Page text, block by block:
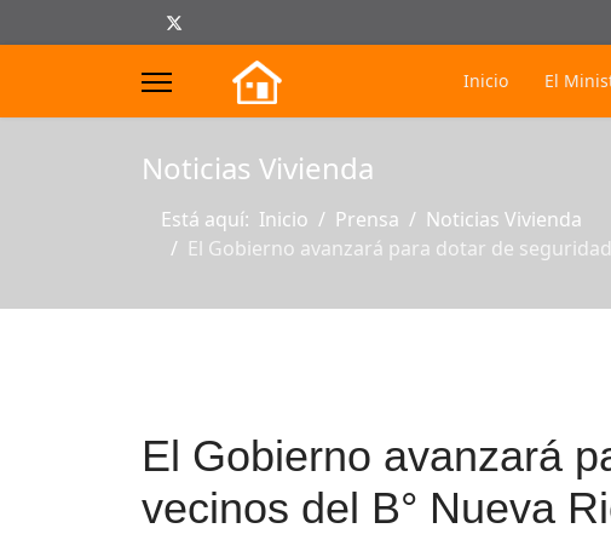
Inicio El
Noticias Vivienda
Está aquí: Inicio Prensa
Noticias Vivienda
El Gobierno avanzará para dotar de
El Gobierno avanzará
vecinos del B° Nueva